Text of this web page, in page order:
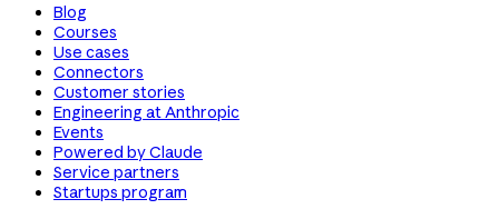
Blog
Courses
Use cases
Connectors
Customer stories
Engineering at Anthropic
Events
Powered by Claude
Service partners
Startups program